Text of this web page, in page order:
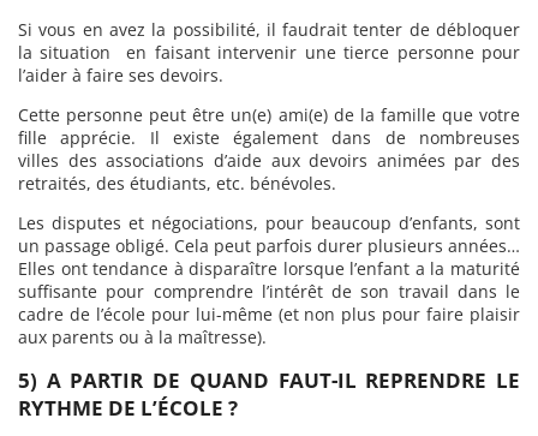
Si vous en avez la possibilité, il faudrait tenter de débloquer
la situation en faisant intervenir une tierce personne pour
l’aider à faire ses devoirs.
Cette personne peut être un(e) ami(e) de la famille que votre
fille apprécie. Il existe également dans de nombreuses
villes des associations d’aide aux devoirs animées par des
retraités, des étudiants, etc. bénévoles.
Les disputes et négociations, pour beaucoup d’enfants, sont
un passage obligé. Cela peut parfois durer plusieurs années…
Elles ont tendance à disparaître lorsque l’enfant a la maturité
suffisante pour comprendre l’intérêt de son travail dans le
cadre de l’école pour lui-même (et non plus pour faire plaisir
aux parents ou à la maîtresse).
5) A PARTIR DE QUAND FAUT-IL REPRENDRE LE
RYTHME DE L’ÉCOLE ?